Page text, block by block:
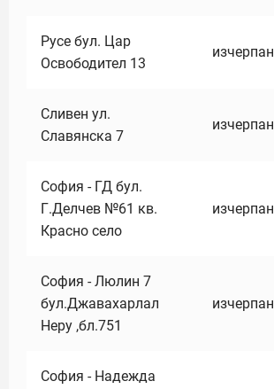
Русе бул. Цар
Освободител 13
изчерпан
Сливен ул.
Славянска 7
изчерпан
София - ГД бул.
Г.Делчев №61 кв.
Красно село
изчерпан
София - Люлин 7
бул.Джавахарлал
Неру ,бл.751
изчерпан
София - Надежда